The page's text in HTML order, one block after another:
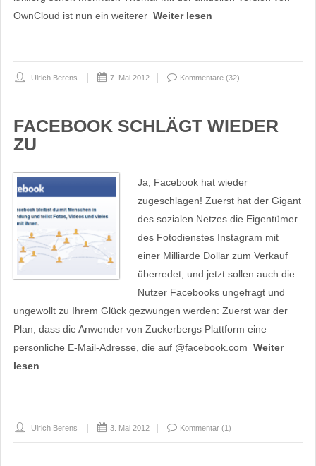
OwnCloud ist nun ein weiterer Weiter lesen
Ulrich Berens 7. Mai 2012 Kommentare (32)
FACEBOOK SCHLÄGT WIEDER
ZU
Ja, Facebook hat wieder
zugeschlagen! Zuerst hat der Gigant
des sozialen Netzes die Eigentümer
des Fotodienstes Instagram mit
einer Milliarde Dollar zum Verkauf
überredet, und jetzt sollen auch die
Nutzer Facebooks ungefragt und
ungewollt zu Ihrem Glück gezwungen werden: Zuerst war der
Plan, dass die Anwender von Zuckerbergs Plattform eine
persönliche E-Mail-Adresse, die auf @facebook.com Weiter
lesen
Ulrich Berens 3. Mai 2012 Kommentar (1)